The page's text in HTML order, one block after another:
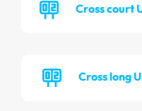
Cross court
Cross long